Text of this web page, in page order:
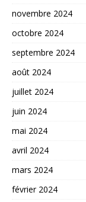
novembre 2024
octobre 2024
septembre 2024
août 2024
juillet 2024
juin 2024
mai 2024
avril 2024
mars 2024
février 2024